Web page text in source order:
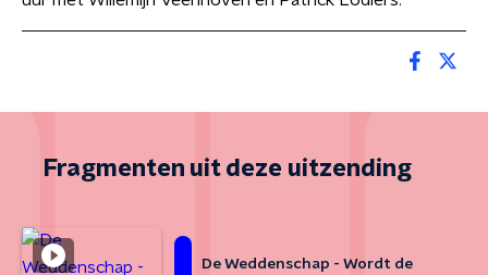
Fragmenten uit deze uitzending
De Weddenschap - Wordt de